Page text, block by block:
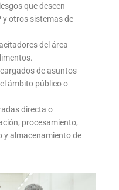
que deseen
y otros sistemas de
del área
de asuntos
ámbito público o
directa o
procesamiento,
y almacenamiento de